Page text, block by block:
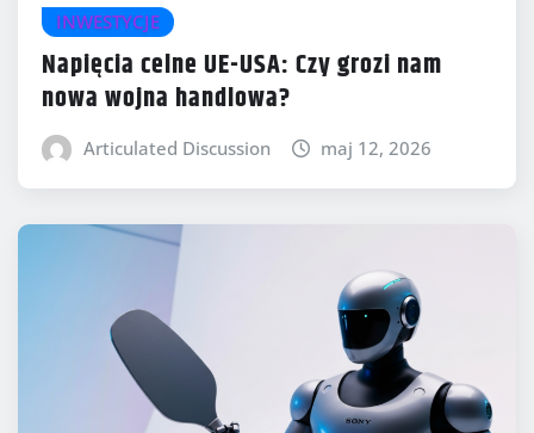
INWESTYCJE
Napięcia celne UE-USA: Czy grozi nam
nowa wojna handlowa?
Articulated Discussion maj 12, 2026